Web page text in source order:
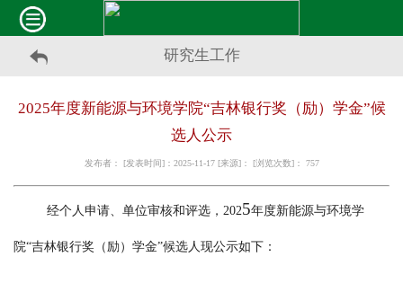
研究生工作
2025年度新能源与环境学院“吉林银行奖（励）学金”候
选人公示
发布者： [发表时间]：2025-11-17 [来源]： [浏览次数]： 757
经个人申请、单位审核和评选， 2025年度新能源与环境学
院“吉林银行奖（励）学金”候选人现公示如下：